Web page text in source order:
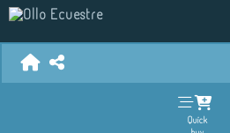
Quick